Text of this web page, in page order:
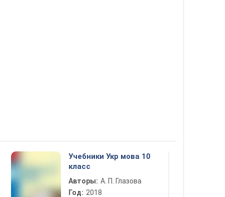
Учебники Укр мова 10
класс
Авторы: А. П. Глазова
Год: 2018